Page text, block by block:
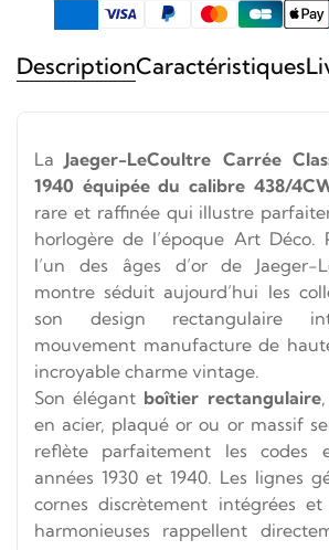
DescriptionCaractéristiques
LaJaeger-LeCoultre Carrée
1940 équipée du calibre 438/
rare et raffinée qui illustre
horlogère de l’époque Art Déco.
l’un des âges d’or de Jaeger-
montre séduit aujourd’hui les
son design rectangulaire
mouvement manufacture de
incroyable charme vintage.
Son élégant boîtier rectangulaire
en acier, plaqué or ou or massif
reflète parfaitement les codes
années 1930 et 1940. Les lignes
cornes discrètement intégrées
harmonieuses rappellent